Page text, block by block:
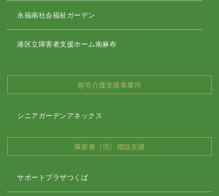
永福南社会福祉ガーデン
港区立障害者支援ホーム南麻布
居宅介護支援事業所
シニアガーデンアネックス
障害者（児）相談支援
サポートプラザつくば